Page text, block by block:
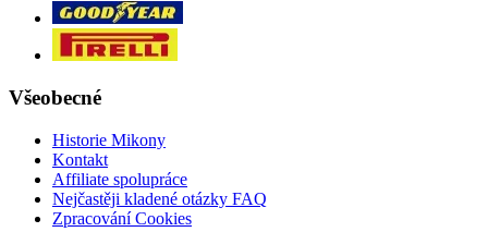
Všeobecné
Historie Mikony
Kontakt
Affiliate spolupráce
Nejčastěji kladené otázky FAQ
Zpracování Cookies